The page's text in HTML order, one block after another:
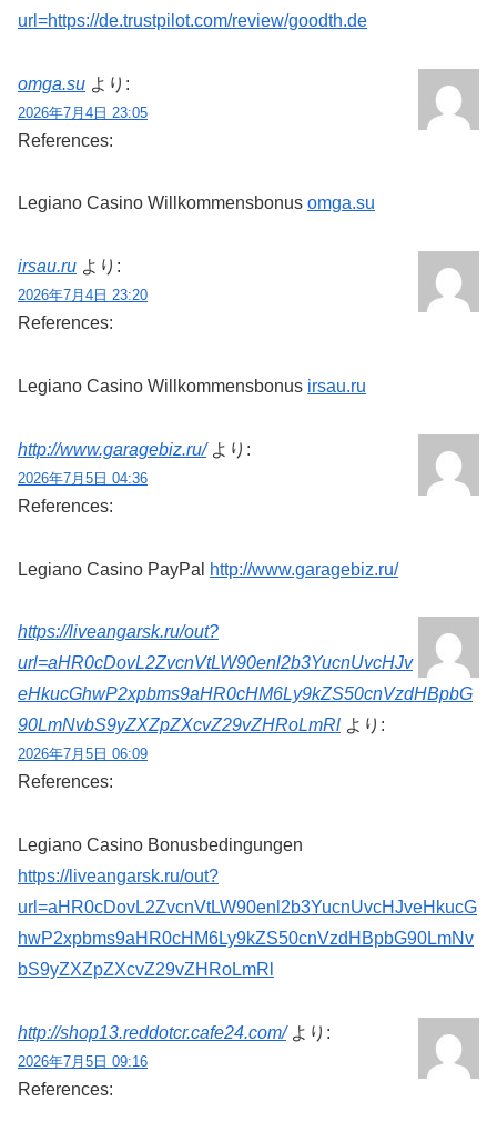
url=https://de.trustpilot.com/review/goodth.de
omga.su より:
2026年7月4日 23:05
References:
Legiano Casino Willkommensbonus omga.su
irsau.ru より:
2026年7月4日 23:20
References:
Legiano Casino Willkommensbonus irsau.ru
http://www.garagebiz.ru/ より:
2026年7月5日 04:36
References:
Legiano Casino PayPal http://www.garagebiz.ru/
https://liveangarsk.ru/out?
url=aHR0cDovL2ZvcnVtLW90enl2b3YucnUvcHJv
eHkucGhwP2xpbms9aHR0cHM6Ly9kZS50cnVzdHBpbG
90LmNvbS9yZXZpZXcvZ29vZHRoLmRl より:
2026年7月5日 06:09
References:
Legiano Casino Bonusbedingungen
https://liveangarsk.ru/out?
url=aHR0cDovL2ZvcnVtLW90enl2b3YucnUvcHJveHkucG
hwP2xpbms9aHR0cHM6Ly9kZS50cnVzdHBpbG90LmNv
bS9yZXZpZXcvZ29vZHRoLmRl
http://shop13.reddotcr.cafe24.com/ より:
2026年7月5日 09:16
References: